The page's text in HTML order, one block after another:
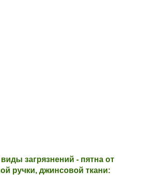
загрязнений - пятна от
ручки, джинсовой ткани: